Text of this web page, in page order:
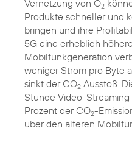
Vernetzung von O2
Produkte schneller und
bringen und ihre
5G eine erheblich höhere
Mobilfunkgeneration
weniger Strom pro Byte
sinkt der CO2 Ausstoß.
Stunde Video-
Prozent der CO2-
über den älteren